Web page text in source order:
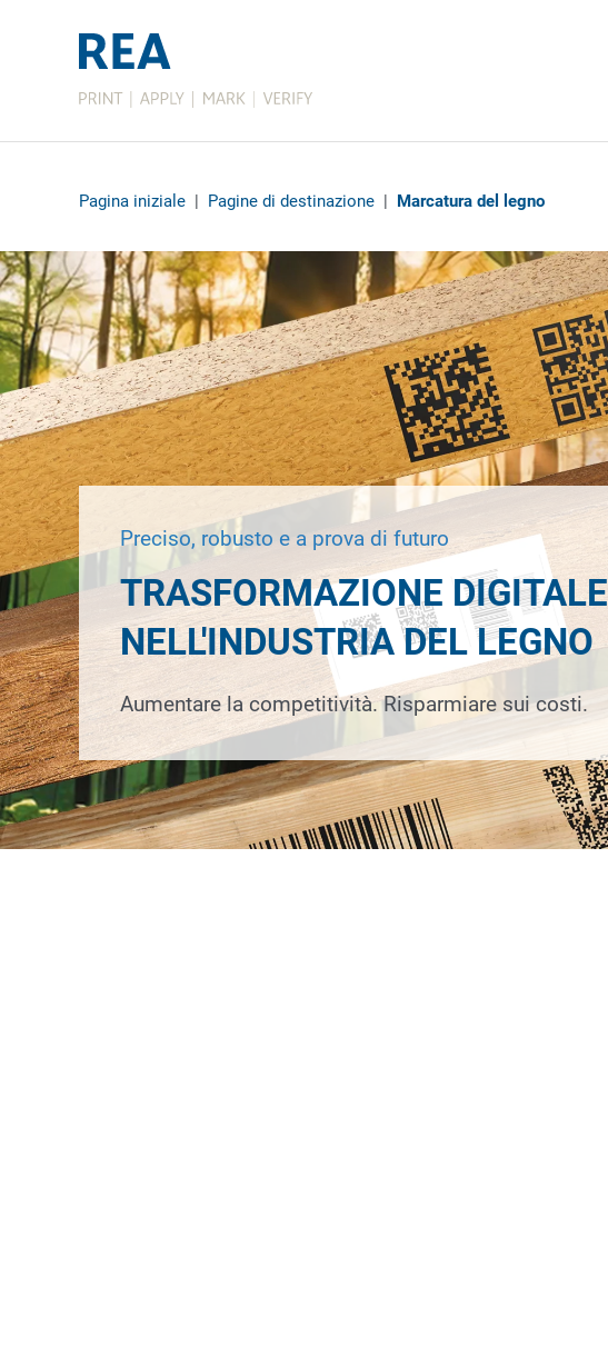
Pagina iniziale | Pagine di destinazione | Marcatura del legno
Preciso, robusto e a prova di futuro
TRASFORMAZIONE DIGITALE
NELL'INDUSTRIA DEL LEGNO
Aumentare la competitività. Risparmiare sui costi.